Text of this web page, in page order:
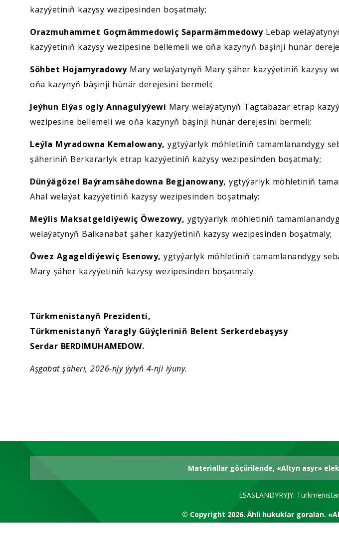
kazyýetiniň kazysy wezipesinden boşatmaly;
Orazmuhammet Goçmämmedowiç Saparmämmedowy Lebap
kazyýetiniň kazysy wezipesine bellemeli we oňa kazynyň bäşinji hünär
Söhbet HojamyradowyMary welaýatynyň Mary şäher kazyýetiniň kazysy
oňa kazynyň bäşinji hünär derejesini bermeli;
Jeýhun Elýas ogly Annagulyýewi Mary welaýatynyň Tagtabazar etrap
wezipesine bellemeli we oňa kazynyň bäşinji hünär derejesini bermeli;
Leýla Myradowna Kemalowany, ygtyýarlyk möhletiniň tamamlanandygy
şäheriniň Berkararlyk etrap kazyýetiniň kazysy wezipesinden boşatmaly;
Dünýägözel Baýramsähedowna Begjanowany, ygtyýarlyk möhletiniň
Ahal welaýat kazyýetiniň kazysy wezipesinden boşatmaly;
Meýlis Maksatgeldiýewiç Öwezowy, ygtyýarlyk möhletiniň
welaýatynyň Balkanabat şäher kazyýetiniň kazysy wezipesinden boşatmaly;
Öwez Agageldiýewiç Esenowy, ygtyýarlyk möhletiniň tamamlanandygy
Mary şäher kazyýetiniň kazysy wezipesinden boşatmaly.
Türkmenistanyň Prezidenti,
Türkmenistanyň Ýaragly Güýçleriniň Belent Serkerdebaşysy
Serdar BERDIMUHAMEDOW.
Aşgabat şäheri, 2026-njy ýylyň 4-nji iýuny.
Materiallar göçürilende, «Altyn asyr»
ESASLANDYRYJY:
© Copyright 2026.Ähli hukuklar goralan.